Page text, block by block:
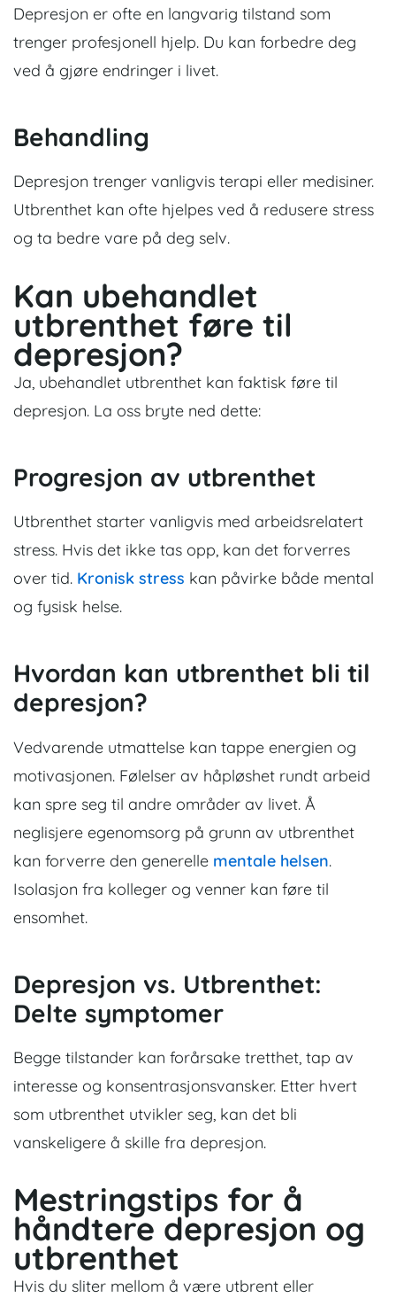
Depresjon er ofte en langvarig tilstand som
trenger profesjonell hjelp. Du kan forbedre deg
ved å gjøre endringer i livet.
Behandling
Depresjon trenger vanligvis terapi eller medisiner.
Utbrenthet kan ofte hjelpes ved å redusere stress
og ta bedre vare på deg selv.
Kan ubehandlet
utbrenthet føre til
depresjon?
Ja, ubehandlet utbrenthet kan faktisk føre til
depresjon. La oss bryte ned dette:
Progresjon av utbrenthet
Utbrenthet starter vanligvis med arbeidsrelatert
stress. Hvis det ikke tas opp, kan det forverres
over tid. Kronisk stress kan påvirke både mental
og fysisk helse.
Hvordan kan utbrenthet bli til
depresjon?
Vedvarende utmattelse kan tappe energien og
motivasjonen. Følelser av håpløshet rundt arbeid
kan spre seg til andre områder av livet. Å
neglisjere egenomsorg på grunn av utbrenthet
kan forverre den generelle mentale helsen.
Isolasjon fra kolleger og venner kan føre til
ensomhet.
Depresjon vs. Utbrenthet:
Delte symptomer
Begge tilstander kan forårsake tretthet, tap av
interesse og konsentrasjonsvansker. Etter hvert
som utbrenthet utvikler seg, kan det bli
vanskeligere å skille fra depresjon.
Mestringstips for å
håndtere depresjon og
utbrenthet
Hvis du sliter mellom å være utbrent eller